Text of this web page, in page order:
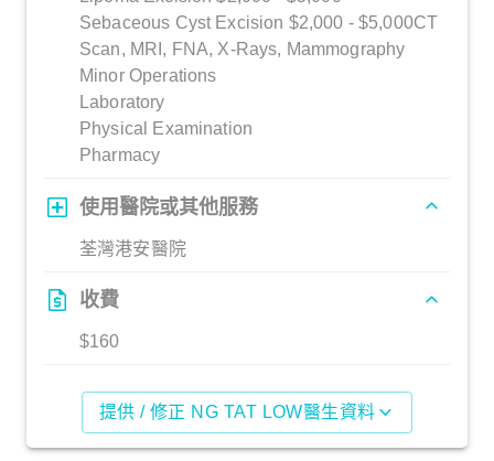
Sebaceous Cyst Excision $2,000 - $5,000CT
Scan, MRI, FNA, X-Rays, Mammography
Minor Operations
Laboratory
Physical Examination
Pharmacy
使用醫院或其他服務
荃灣港安醫院
收費
$160
提供 / 修正 NG TAT LOW醫生資料